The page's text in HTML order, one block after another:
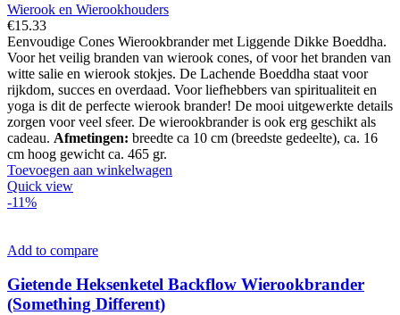
Wierook en Wierookhouders
€15.33
Eenvoudige Cones Wierookbrander met Liggende Dikke Boeddha.
Voor het veilig branden van wierook cones, of voor het branden van
witte salie en wierook stokjes. De Lachende Boeddha staat voor
rijkdom, succes en overdaad. Voor liefhebbers van spiritualiteit en
yoga is dit de perfecte wierook brander! De mooi uitgewerkte details
zorgen voor veel sfeer. De wierookbrander is ook erg geschikt als
cadeau. Afmetingen: breedte ca 10 cm (breedste gedeelte), ca. 16
cm hoog gewicht ca. 465 gr.
Toevoegen aan winkelwagen
Quick view
-11%
Add to compare
Gietende Heksenketel Backflow Wierookbrander
(Something Different)